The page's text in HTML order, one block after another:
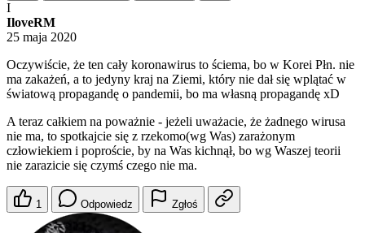
I
IloveRM
25 maja 2020
Oczywiście, że ten cały koronawirus to ściema, bo w Korei Płn. nie
ma zakażeń, a to jedyny kraj na Ziemi, który nie dał się wplątać w
światową propagandę o pandemii, bo ma własną propagandę xD
A teraz całkiem na poważnie - jeżeli uważacie, że żadnego wirusa
nie ma, to spotkajcie się z rzekomo(wg Was) zarażonym
człowiekiem i poproście, by na Was kichnął, bo wg Waszej teorii
nie zarazicie się czymś czego nie ma.
1 Odpowiedz Zgłoś